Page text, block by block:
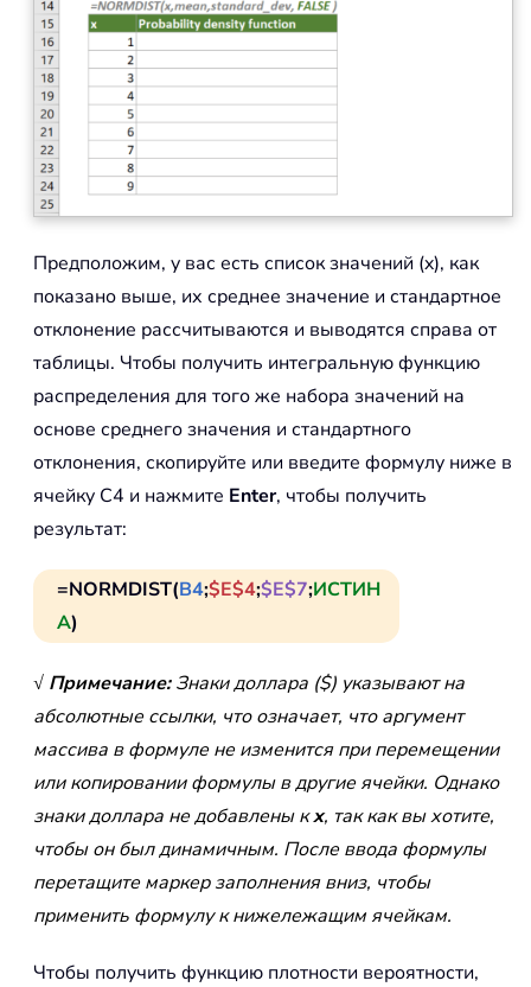
Предположим, у вас есть список значений (x), как
показано выше, их среднее значение и стандартное
отклонение рассчитываются и выводятся справа от
таблицы. Чтобы получить интегральную функцию
распределения для того же набора значений на
основе среднего значения и стандартного
отклонения, скопируйте или введите формулу ниже в
ячейку C4 и нажмите Enter, чтобы получить
результат:
=NORMDIST(B4;$E$4;$E$7;ИСТИН
А)
√ Примечание:Знаки доллара ($) указывают на
абсолютные ссылки, что означает, что аргумент
массива в формуле не изменится при перемещении
или копировании формулы в другие ячейки. Однако
знаки доллара не добавлены кx, так как вы хотите,
чтобы он был динамичным. После ввода формулы
перетащите маркер заполнения вниз, чтобы
применить формулу к нижележащим ячейкам.
Чтобы получить функцию плотности вероятности,